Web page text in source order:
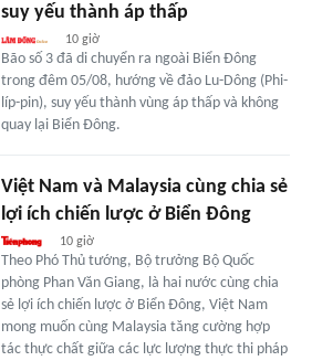
suy yếu thành áp thấp
10 giờ
Bão số 3 đã di chuyển ra ngoài Biển Đông
trong đêm 05/08, hướng về đảo Lu-Dông (Phi-
líp-pin), suy yếu thành vùng áp thấp và không
quay lại Biển Đông.
Việt Nam và Malaysia cùng chia sẻ
lợi ích chiến lược ở Biển Đông
10 giờ
Theo Phó Thủ tướng, Bộ trưởng Bộ Quốc
phòng Phan Văn Giang, là hai nước cùng chia
sẻ lợi ích chiến lược ở Biển Đông, Việt Nam
mong muốn cùng Malaysia tăng cường hợp
tác thực chất giữa các lực lượng thực thi pháp